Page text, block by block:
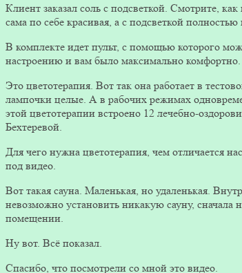
Клиент заказал соль с подсветкой. Смотрите,
сама по себе красивая, а с подсветкой
В комплекте идет пульт, с помощью которого
настроению и вам было максимально комфортно.
Это цветотерапия. Вот так она работает в
лампочки целые. А в рабочих режимах
этой цветотерапии встроено 12 лечебно-
Бехтеревой.
Для чего нужна цветотерапия, чем отличается
под видео.
Вот такая сауна. Маленькая, но удаленькая.
невозможно установить никакую сауну,
помещении.
Ну вот. Всё показал.
Спасибо, что посмотрели со мной это видео.